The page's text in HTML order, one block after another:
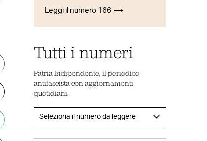
Leggi il numero 166
Tutti i numeri
Patria Indipendente, il periodico
antifascista con aggiornamenti
quotidiani.